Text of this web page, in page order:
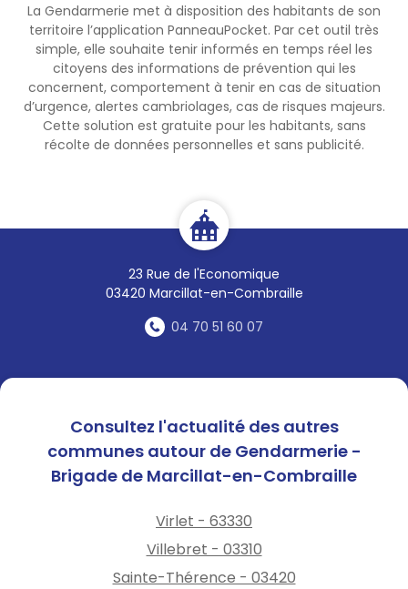
La Gendarmerie met à disposition des habitants de son
territoire l’application PanneauPocket. Par cet outil très
simple, elle souhaite tenir informés en temps réel les
citoyens des informations de prévention qui les
concernent, comportement à tenir en cas de situation
d’urgence, alertes cambriolages, cas de risques majeurs.
Cette solution est gratuite pour les habitants, sans
récolte de données personnelles et sans publicité.
23 Rue de l'Economique
03420 Marcillat-en-Combraille
04 70 51 60 07
Consultez l'actualité des autres
communes autour de Gendarmerie -
Brigade de Marcillat-en-Combraille
Virlet - 63330
Villebret - 03310
Sainte-Thérence - 03420